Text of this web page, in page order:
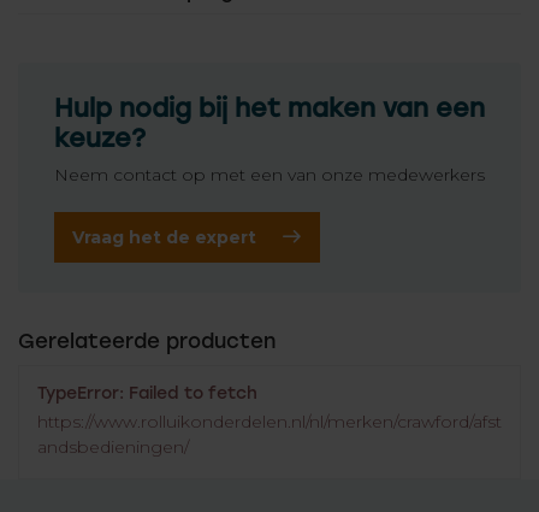
Hulp nodig bij het maken van een
keuze?
Neem contact op met een van onze medewerkers
Vraag het de expert
Gerelateerde producten
TypeError: Failed to fetch
https://www.rolluikonderdelen.nl/nl/merken/crawford/afst
andsbedieningen/